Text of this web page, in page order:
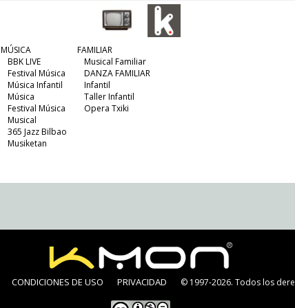
MÚSICA
BBK LIVE
Festival Música
Música Infantil
Música
Festival Música
Musical
365 Jazz Bilbao
Musiketan
FAMILIAR
Musical Familiar
DANZA FAMILIAR
Infantil
Taller Infantil
Opera Txiki
CONDICIONES DE USO PRIVACIDAD © 1997-2026. Todos los